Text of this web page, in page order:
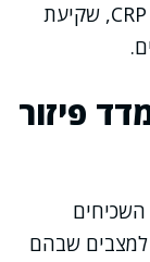
מדדי דלקת נוספים אם נלקחו: למשל CRP, שקיעת
פיזור
השכיחים
למצבים שבהם